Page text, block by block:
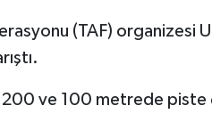
(TAF) organizesi
ve 100 metrede piste